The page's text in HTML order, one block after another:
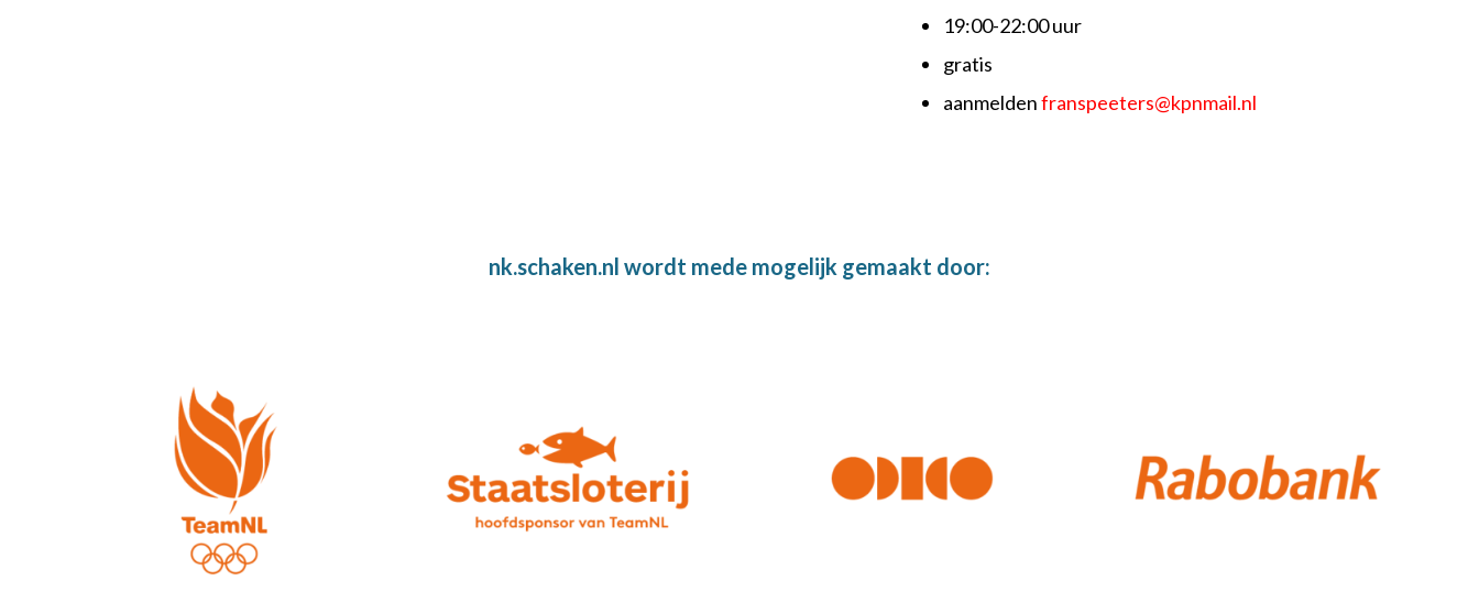
19:00-22:00 uur
gratis
aanmeldenfranspeeters@kpnmail.nl
nk.schaken.nl wordt mede mogelijk gemaakt door: